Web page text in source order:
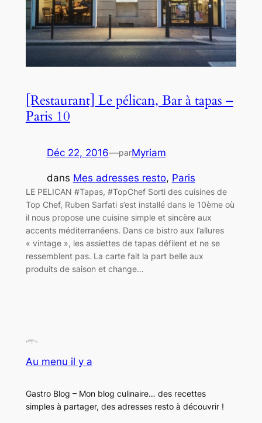
[Restaurant] Le pélican, Bar à tapas –
Paris 10
Déc 22, 2016—parMyriam
dans Mes adresses resto, Paris
LE PELICAN #Tapas, #TopChef Sorti des cuisines de
Top Chef, Ruben Sarfati s’est installé dans le 10ème où
il nous propose une cuisine simple et sincère aux
accents méditerranéens. Dans ce bistro aux l’allures
« vintage », les assiettes de tapas défilent et ne se
ressemblent pas. La carte fait la part belle aux
produits de saison et change…
Au menu il y a
Gastro Blog – Mon blog culinaire… des recettes
simples à partager, des adresses resto à découvrir !